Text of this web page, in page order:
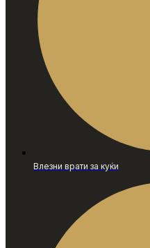
Влезни врати за куќи